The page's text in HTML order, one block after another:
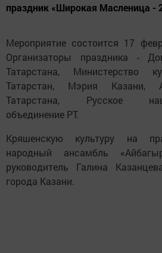
праздник «Широкая Масленица -
Мероприятие состоится 17
Организаторы праздника -
Татарстана, Министерство
Татарстан, Мэрия Казани,
Татарстана, Русское
объединение РТ.
Кряшенскую культуру на
народный ансамбль
руководитель Галина
города Казани.